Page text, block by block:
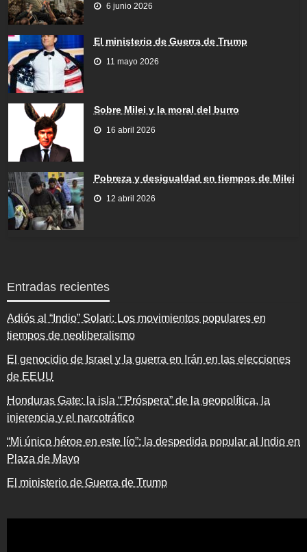
6 junio 2026
El ministerio de Guerra de Trump
11 mayo 2026
Sobre Milei y la moral del burro
16 abril 2026
Pobreza y desigualdad en tiempos de Milei
12 abril 2026
Entradas recientes
Adiós al “Indio” Solari: Los movimientos populares en
tiempos de neoliberalismo
El genocidio de Israel y la guerra en Irán en las elecciones
de EEUU
Honduras Gate: la isla “¨Próspera” de la geopolítica, la
injerencia y el narcotráfico
“Mi único héroe en este lío”: la despedida popular al Indio en
Plaza de Mayo
El ministerio de Guerra de Trump